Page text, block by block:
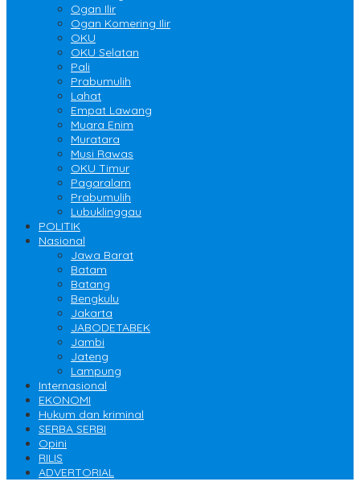
Ogan Ilir
Ogan Komering Ilir
OKU
OKU Selatan
Pali
Prabumulih
Lahat
Empat Lawang
Muara Enim
Muratara
Musi Rawas
OKU Timur
Pagaralam
Prabumulih
Lubuklinggau
POLITIK
Nasional
Jawa Barat
Batam
Batang
Bengkulu
Jakarta
JABODETABEK
Jambi
Jateng
Lampung
Internasional
EKONOMI
Hukum dan kriminal
SERBA SERBI
Opini
RILIS
ADVERTORIAL